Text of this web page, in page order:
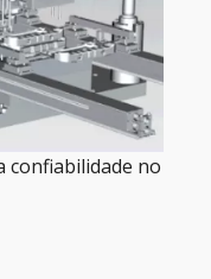
confiabilidade no